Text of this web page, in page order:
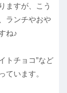
ますが、こう
ランチやおや
ね♪
トチョコ”など
ています。